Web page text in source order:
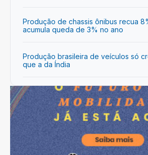
Produção de chassis ônibus recua
acumula queda de 3% no ano
Produção brasileira de veículos só
que a da Índia